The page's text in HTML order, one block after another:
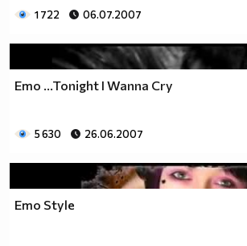
1 722 06.07.2007
Emo ...Tonight I Wanna Cry
5 630 26.06.2007
Emo Style